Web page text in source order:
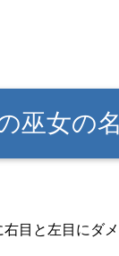
巫女の
目と左目にダ